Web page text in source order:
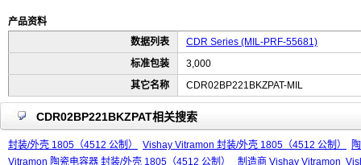
产品资料
数据列表
CDR Series (MIL-PRF-55681)
标准包装
3,000
其它名称
CDR02BP221BKZPAT-MIL
CDR02BP221BKZPAT相关搜索
封装/外壳 1805（4512 公制） Vishay Vitramon 封装/外壳 1805（4512 公制）
Vitramon 陶瓷电容器 封装/外壳 1805（4512 公制）
制造商 Vishay Vitramon